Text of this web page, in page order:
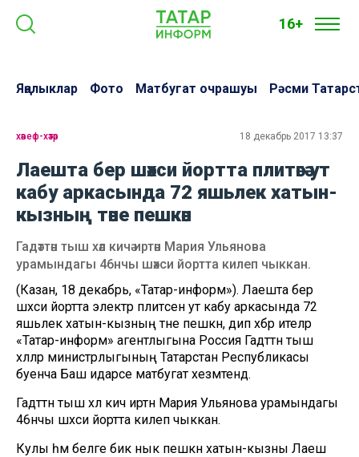
16+
Яңалыклар Фото Матбугат очрашуы Рәсми
хәвеф-хәтәр 18 декабрь 2017 13:37
Лаешта бер шәхси йортта плитәгә ут
кабу аркасында 72 яшьлек хатын-
кызның тәне пешкән
Гадәттән тыш хәл кичә иртән Мария Ульянова
урамындагы 46нчы шәхси йортта килеп чыккан.
(Казан, 18 декабрь, «Татар-информ»). Лаешта бер
шәхси йортта электр плитәсенә ут кабу аркасында 72
яшьлек хатын-кызның тәне пешкән, дип хәбәр ителәр
«Татар-информ» агентлыгына Россия Гадәттән тыш
хәлләр министрлыгының Татарстан Республикасы
буенча Баш идарәсе матбугат хезмәтендә.
Гадәттән тыш хәл кичә иртән Мария Ульянова урамындагы
46нчы шәхси йортта килеп чыккан.
Кулы һәм беләге бик нык пешкән хатын-кызны Лаеш